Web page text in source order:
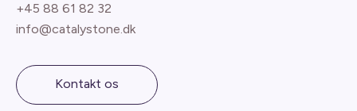
+45 88 61 82 32
info@catalystone.dk
Kontakt os